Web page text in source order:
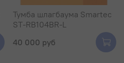
Тумба шлагбаума Smartec
ST-RB104BR-L
40 000 руб